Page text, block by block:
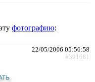
фотографию:
22/05/2006 05:56:58
#391681